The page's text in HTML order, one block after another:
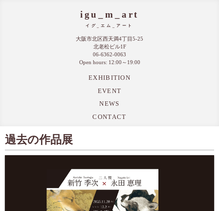
igu_m_art
イグ_エム_アート
大阪市北区西天満4丁目5-25
北老松ビル1F
06-6362-0063
Open hours: 12:00～19:00
EXHIBITION
EVENT
NEWS
CONTACT
過去の作品展